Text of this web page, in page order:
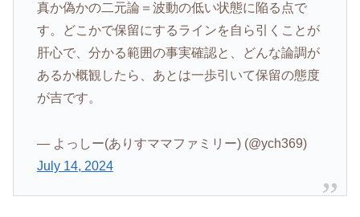
真か偽かの二元論＝波動の低い状態に陥る点で
す。どこかで保留にするラインを自ら引くことが
肝心で、分かる範囲の事実確認と、どんな論調が
あるか概観したら、あとは一歩引いて保留の態度
が吉です。
— よっしー(ありすママファミリー) (@ych369)
July 14, 2024